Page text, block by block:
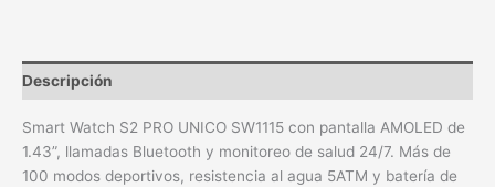
Descripción
Smart Watch S2 PRO UNICO SW1115 con pantalla AMOLED de
1.43”, llamadas Bluetooth y monitoreo de salud 24/7. Más de
100 modos deportivos, resistencia al agua 5ATM y batería de